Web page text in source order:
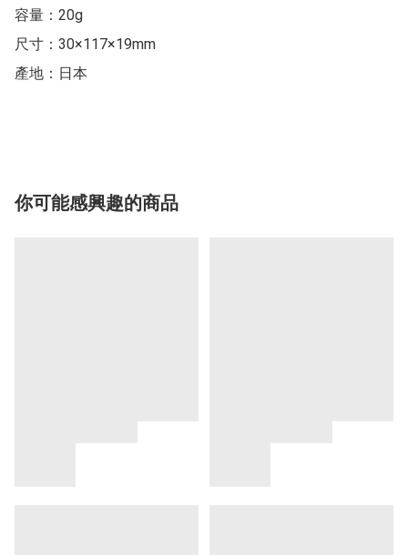
容量：20g
尺寸：30×117×19mm
產地：日本
你可能感興趣的商品